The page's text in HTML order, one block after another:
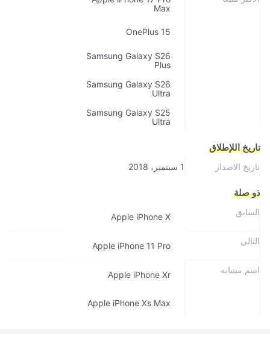
Max
OnePlus 15
Samsung Galaxy S26
Plus
Samsung Galaxy S26
Ultra
Samsung Galaxy S25
Ultra
تاريخ اللإطلاق
تاريخ الاصدار 1 سبتمبر، 2018
ذو صلة
السابق Apple iPhone X
التالي Apple iPhone 11 Pro
اسم مشابه Apple iPhone Xr
Apple iPhone Xs Max